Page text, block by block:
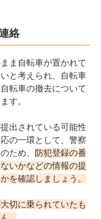
絡
ま自転車が置かれて
と考えられ、自転車
転車の撤去について
す。
出されている可能性
の一環として、警察
ため、 防犯登録の番
いかなどの情報の提
を確認しましょう。
切に乗られていたも